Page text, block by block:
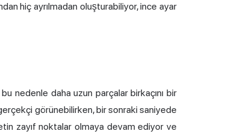
hiç ayrılmadan oluşturabiliyor, ince ayar
nedenle daha uzun parçalar birkaçını bir
görünebilirken, bir sonraki saniyede
zayıf noktalar olmaya devam ediyor ve